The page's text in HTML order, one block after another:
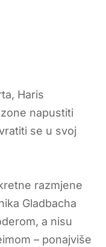
Haris
napustiti
se u svoj
razmjene
Gladbacha
a nisu
– ponajviše